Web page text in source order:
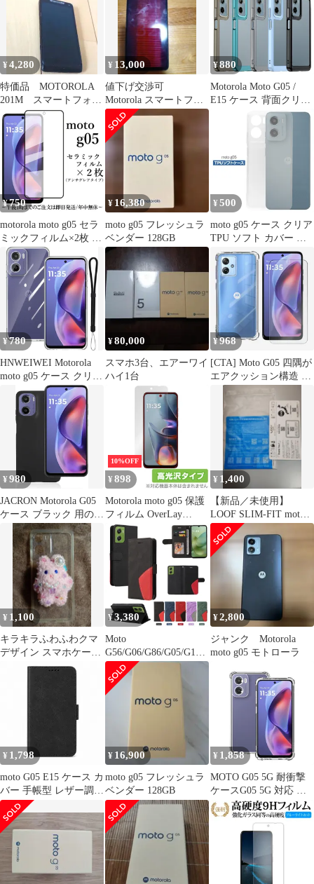
¥4,280
特価品 MOTOROLA
201M スマートフォン
ブラック
¥ 13,000
値下げ交渉可
Motorola スマートフォ
ン 本体 moto g05 ジャ
ンク
¥880
Motorola Moto G05 /
E15 ケース 背面クリア
カラーTPUバンパー 耐
衝撃 軽量 薄型 ストラ
ップホール モトローラ
明ケース
¥750
motorola moto g05 セラ
ミックフィルム×2枚 ア
ンチグレア 非光沢
¥ 16,380
moto g05 フレッシュラ
ベンダー 128GB
¥ 500
moto g05 ケース クリア
TPU ソフト カバー モ
トローラ シンプル ケー
ス スマホ 衝撃吸収 透
明 クリア 軽量 薄型 耐
衝撃 保護
¥780
HNWEIWEI Motorola
moto g05 ケース クリア
TPU 薄型 軽量 カメラ
¥80,000
スマホ3台、エアーワイ
ハイ1台
¥968
[CTA] Moto G05 四隅が
エアクッション構造 衝
撃吸収 落下・すり傷防
止/ワイヤレス充電対応/
滑り止め 薄型 カバー
Moto G05 ケース Moto
G05 ケース モトローラ
G05 シリコン TPU素材
ソフトケース
¥980
JACRON Motorola G05
ケース ブラック 用の保
護ケース TPU 傷防止
軽量 柔軟 薄型 耐衝撃
携帯便利 全面保護 For
モトローラ スマホ マッ
トブラック(O5C-WBL-
BM438)
10%OFF
¥ 898
Motorola moto g05 保護
フィルム OverLay
Brilliant for モトローラ
スマートフォン モト 指
紋がつきにくい 指紋防
止 高光沢
¥ 1,400
【新品／未使用】
LOOF SLIM-FIT moto
g05 ケース 薄型
¥ 1,100
キラキラふわふわクマ
デザイン スマホケー
ス moto g05
¥3,380
Moto
G56/G06/G86/G05/G15/P
ow用 マグネット式耐衝
撃レザーケース
¥2,800
ジャンク Motorola
moto g05 モトローラ
¥ 1,798
moto G05 E15 ケース カ
バー 手帳型 レザー調
moto G05ケース moto
G05カバー moto E15ケ
ース moto E15カバー
"q-3m-7
¥ 16,900
moto g05 フレッシュラ
ベンダー 128GB
¥ 1,858
MOTO G05 5G 耐衝撃
ケースG05 5G 対応 透
明 TPU カバー ストラ
ップホール 衝撃吸収ポ
ケット内蔵 耐衝撃 レン